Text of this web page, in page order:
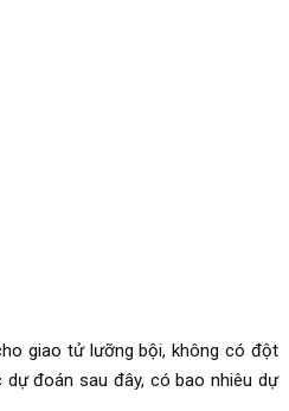
giao tử lưỡng bội, không có đột
đoán sau đây, có bao nhiêu dự